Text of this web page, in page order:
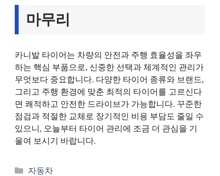
마무리
카니발 타이어는 차량의 안전과 주행 효율성을 좌우
하는 핵심 부품으로, 신중한 선택과 체계적인 관리가
무엇보다 중요합니다. 다양한 타이어 종류와 브랜드,
그리고 주행 환경에 맞춘 최적의 타이어를 고르신다
면 쾌적하고 안전한 드라이브가 가능합니다. 꾸준한
점검과 적절한 교체로 장기적인 비용 부담도 줄일 수
있으니, 오늘부터 타이어 관리에 조금 더 관심을 기
울여 보시기 바랍니다.
카
자동차